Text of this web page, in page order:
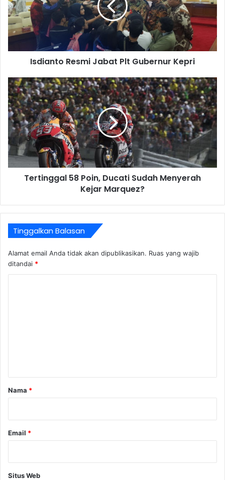
Isdianto Resmi Jabat Plt Gubernur Kepri
Tertinggal 58 Poin, Ducati Sudah Menyerah
Kejar Marquez?
Tinggalkan Balasan
Alamat email Anda tidak akan dipublikasikan. Ruas yang wajib
ditandai *
r
Nama *
Email *
Situs Web